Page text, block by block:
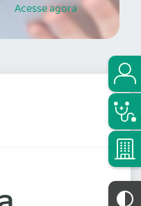
Acesseagora